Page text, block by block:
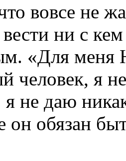
вовсе не
вести ни с
«Для меня
человек, я
я не даю
он обязан